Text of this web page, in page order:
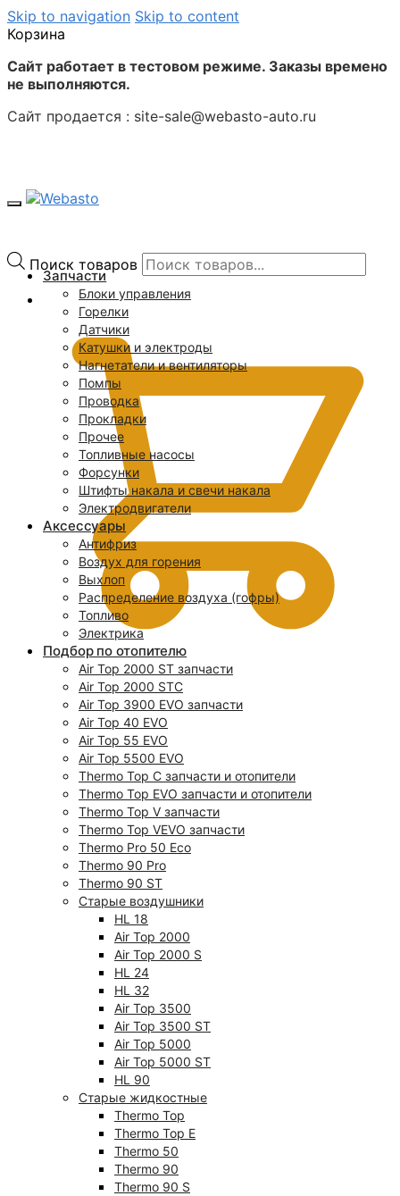
Skip to navigation Skip to content
Корзина
Сайт работает в тестовом режиме. Заказы времено
не выполняются.
Сайт продается : site-sale@webasto-auto.ru
Поиск товаров
Запчасти
Блоки управления
Горелки
Датчики
Катушки и электроды
Нагнетатели и вентиляторы
Помпы
Проводка
Прокладки
Прочее
Топливные насосы
Форсунки
Штифты накала и свечи накала
Электродвигатели
Аксессуары
Антифриз
Воздух для горения
Выхлоп
Распределение воздуха (гофры)
Топливо
Электрика
Подбор по отопителю
Air Top 2000 ST запчасти
Air Top 2000 STC
Air Top 3900 EVO запчасти
Air Top 40 EVO
Air Top 55 EVO
Air Top 5500 EVO
Thermo Top C запчасти и отопители
Thermo Top EVO запчасти и отопители
Thermo Top V запчасти
Thermo Top VEVO запчасти
Thermo Pro 50 Eco
Thermo 90 Pro
Thermo 90 ST
Старые воздушники
HL 18
Air Top 2000
Air Top 2000 S
HL 24
HL 32
Air Top 3500
Air Top 3500 ST
Air Top 5000
Air Top 5000 ST
HL 90
Старые жидкостные
Thermo Top
Thermo Top E
Thermo 50
Thermo 90
Thermo 90 S